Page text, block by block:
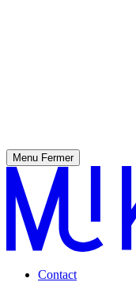
Menu Fermer
Contact